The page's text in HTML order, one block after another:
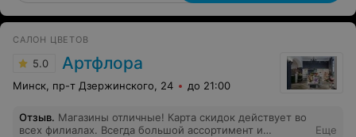
САЛОН ЦВЕТОВ
5.0 Артфлора
Минск, пр-т Дзержинского, 24 до 21:00
Отзыв. Магазины отличные! Карта скидок действует во
всех филиалах. Всегда большой ассортимент и
Еще